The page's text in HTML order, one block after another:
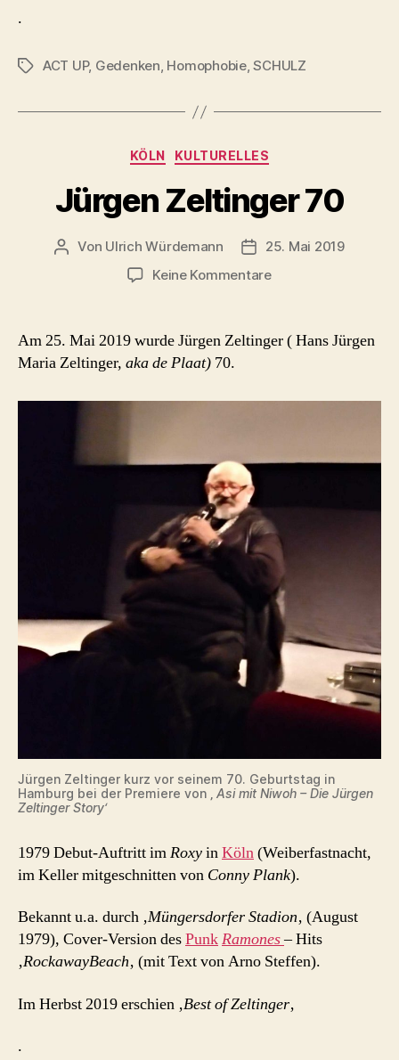
.
Schlagwörter
ACT UP, Gedenken, Homophobie,SCHULZ
Kategorien
KÖLN KULTURELLES
Jürgen Zeltinger 70
Beitragsautor
Von Ulrich Würdemann Beitragsdatum
25. Mai 2019
Keine Kommentarezu
Am 25. Mai 2019 wurde Jürgen Zeltinger ( Hans Jürgen
Maria Zeltinger, aka de Plaat) 70.
Jürgen Zeltinger kurz vor seinem 70. Geburtstag in
Hamburg bei der Premiere von ‚ Asi mit Niwoh – Die Jürgen
Zeltinger Story‘
1979 Debut-Auftritt imRoxyinKöln(Weiberfastnacht,
im Keller mitgeschnitten von Conny Plank).
Bekannt u.a. durch ‚Müngersdorfer Stadion‚ (August
1979), Cover-Version desPunkRamones– Hits
‚RockawayBeach‚ (mit Text von Arno Steffen).
Im Herbst 2019 erschien ‚Best of Zeltinger‚
.